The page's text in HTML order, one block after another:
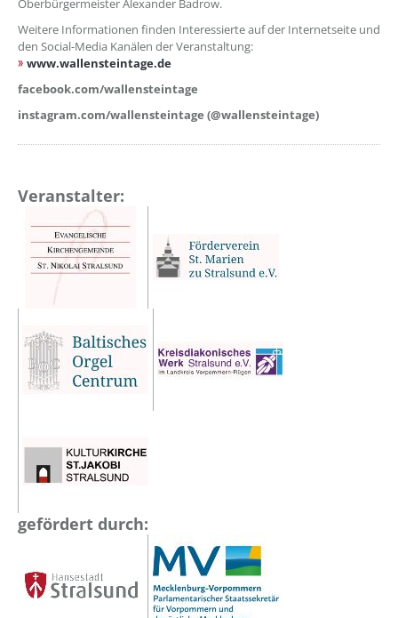
Oberbürgermeister Alexander Badrow.
Weitere Informationen finden Interessierte auf der Internetseite und
den Social-Media Kanälen der Veranstaltung:
www.wallensteintage.de
facebook.com/wallensteintage
instagram.com/wallensteintage (@wallensteintage)
Veranstalter:
gefördert durch: